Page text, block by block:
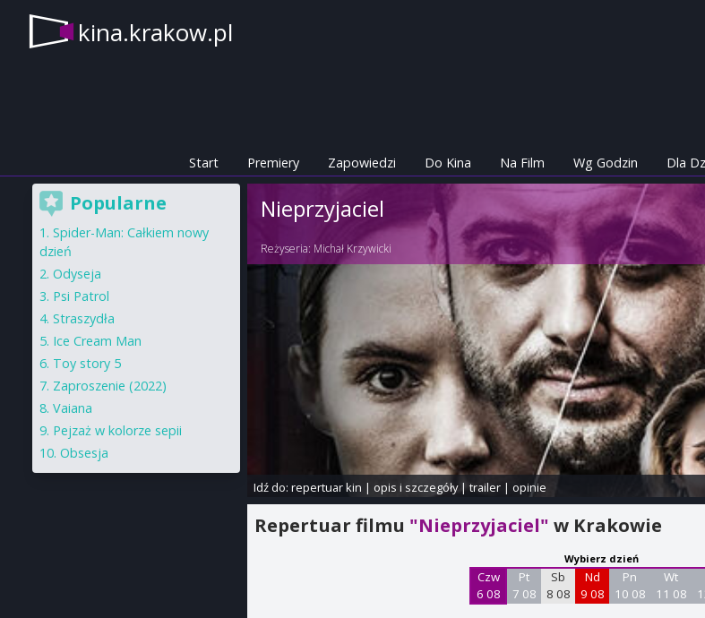
kina.krakow.pl
Start Premiery Zapowiedzi Do Kina Na Film Wg Godzin Dla
Nieprzyjaciel
Reżyseria: Michał Krzywicki
Idź do: repertuar kin | opis i szczegóły|trailer| opinie
Repertuar filmu "Nieprzyjaciel"w Krakowie
Wybierz dzień
Czw
6 08
Pt
7 08
Sb
8 08
Nd
9 08
Pn
10 08
Wt
11 08
Popularne
Spider-Man: Całkiem nowy
dzień
Odyseja
Psi Patrol
Straszydła
Ice Cream Man
Toy story 5
Zaproszenie (2022)
Vaiana
Pejzaż w kolorze sepii
Obsesja